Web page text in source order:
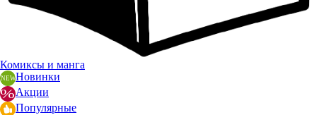
Комиксы и манга
Новинки
Акции
Популярные